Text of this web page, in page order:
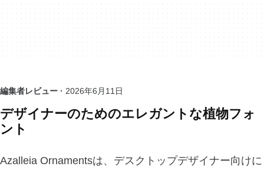
編集者レビュー · 2026年6月11日
デザイナーのためのエレガントな植物フォ
ント
Azalleia Ornamentsは、デスクトップデザイナー向けに